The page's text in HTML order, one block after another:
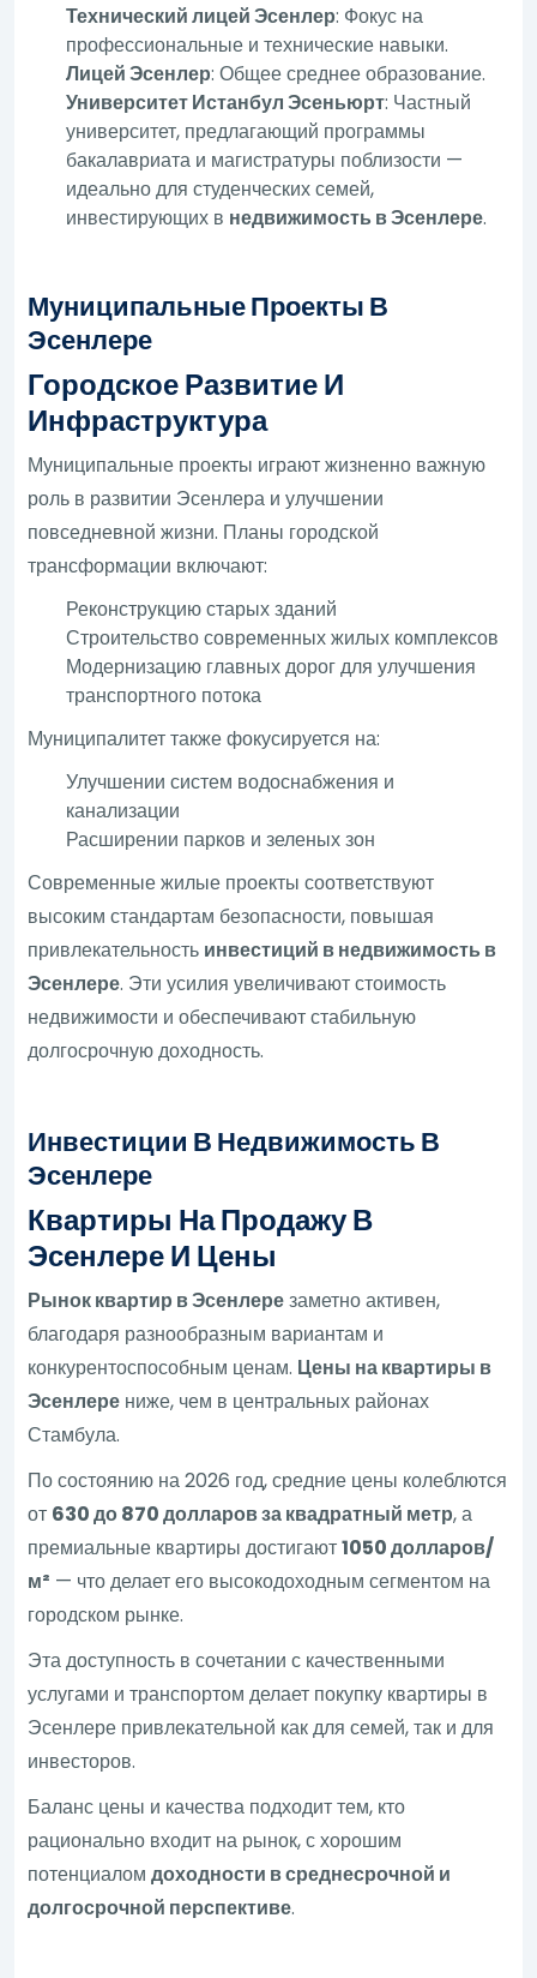
Технический лицей Эсенлер: Фокус на
профессиональные и технические навыки.
Лицей Эсенлер: Общее среднее образование.
Университет Истанбул Эсеньюрт: Частный
университет, предлагающий программы
бакалавриата и магистратуры поблизости —
идеально для студенческих семей,
инвестирующих в недвижимость в Эсенлере.
Муниципальные Проекты В
Эсенлере
Городское Развитие И
Инфраструктура
Муниципальные проекты играют жизненно важную
роль в развитии Эсенлера и улучшении
повседневной жизни. Планы городской
трансформации включают:
Реконструкцию старых зданий
Строительство современных жилых комплексов
Модернизацию главных дорог для улучшения
транспортного потока
Муниципалитет также фокусируется на:
Улучшении систем водоснабжения и
канализации
Расширении парков и зеленых зон
Современные жилые проекты соответствуют
высоким стандартам безопасности, повышая
привлекательность инвестиций в недвижимость в
Эсенлере. Эти усилия увеличивают стоимость
недвижимости и обеспечивают стабильную
долгосрочную доходность.
Инвестиции В Недвижимость В
Эсенлере
Квартиры На Продажу В
Эсенлере И Цены
Рынок квартир в Эсенлерезаметно активен,
благодаря разнообразным вариантам и
конкурентоспособным ценам. Цены на квартиры в
Эсенлере ниже, чем в центральных районах
Стамбула.
По состоянию на 2026 год, средние цены колеблются
от 630 до 870 долларов за квадратный метр, а
премиальные квартиры достигают1050 долларов/
м² — что делает его высокодоходным сегментом на
городском рынке.
Эта доступность в сочетании с качественными
услугами и транспортом делает покупку квартиры в
Эсенлере привлекательной как для семей, так и для
инвесторов.
Баланс цены и качества подходит тем, кто
рационально входит на рынок, с хорошим
потенциаломдоходности в среднесрочной и
долгосрочной перспективе.